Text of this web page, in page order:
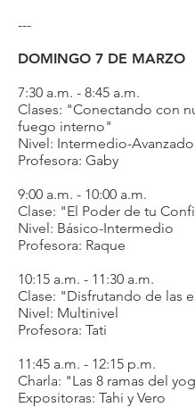
---
DOMINGO 7 DE MARZO
7:30 a.m. - 8:45 a.m.
Clases: "Conectando con
fuego interno"
Nivel: Intermedio-Avanzado
Profesora: Gaby
9:00 a.m. - 10:00 a.m.
Clase: "El Poder de tu
Nivel: Básico-Intermedio
Profesora: Raque
10:15 a.m. - 11:30 a.m.
Clase: "Disfrutando de las
Nivel: Multinivel
Profesora: Tati
11:45 a.m. - 12:15 p.m.
Charla: "Las 8 ramas del
Expositoras: Tahi y Vero